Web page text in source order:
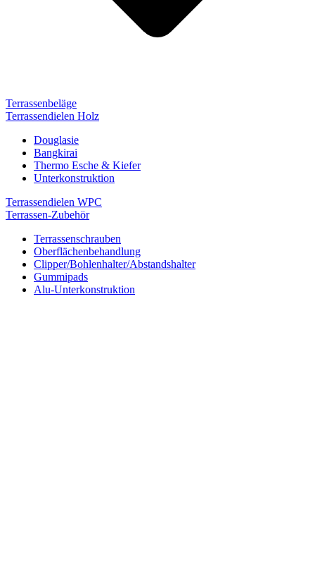
Terrassenbeläge
Terrassendielen Holz
Douglasie
Bangkirai
Thermo Esche & Kiefer
Unterkonstruktion
Terrassendielen WPC
Terrassen-Zubehör
Terrassenschrauben
Oberflächenbehandlung
Clipper/Bohlenhalter/Abstandshalter
Gummipads
Alu-Unterkonstruktion